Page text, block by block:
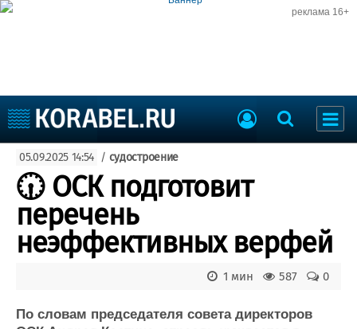
реклама 16+
Судоходство
Судоремонт
События
Пресс-релизы
Порты
Рыболовство
ВМФ
Образование
Судостроение
Торговая площадка
05.09.2025 14:54 / судостроение
🕡 ОСК подготовит
перечень
неэффективных верфей
0
587
1 мин
По словам председателя совета директоров